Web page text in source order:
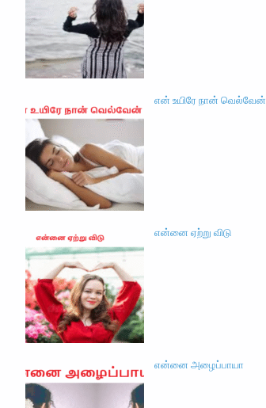
என் உயிரே நான் வெல்வேன்
என்னை ஏற்று விடு
என்னை அழைப்பாயா